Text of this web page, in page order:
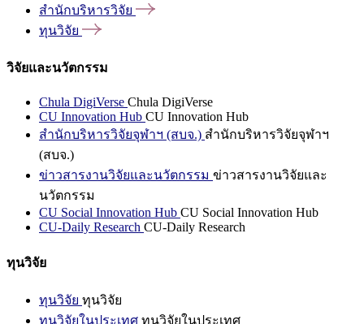
สำนักบริหารวิจัย
ทุนวิจัย
วิจัยและนวัตกรรม
Chula DigiVerse Chula DigiVerse
CU Innovation Hub CU Innovation Hub
สำนักบริหารวิจัยจุฬาฯ (สบจ.) สำนักบริหารวิจัยจุฬาฯ
(สบจ.)
ข่าวสารงานวิจัยและนวัตกรรม ข่าวสารงานวิจัยและ
นวัตกรรม
CU Social Innovation Hub CU Social Innovation Hub
CU-Daily Research CU-Daily Research
ทุนวิจัย
ทุนวิจัย ทุนวิจัย
ทุนวิจัยในประเทศ ทุนวิจัยในประเทศ